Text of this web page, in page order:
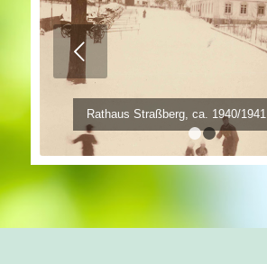
Rathaus Straßberg, ca. 1940/1941